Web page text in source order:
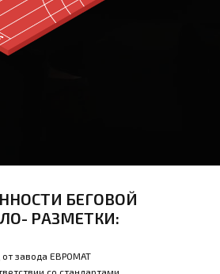
БЕГОВОЙ
РАЗМЕТКИ:
со стандартами
от завода ЕВРОМАТ